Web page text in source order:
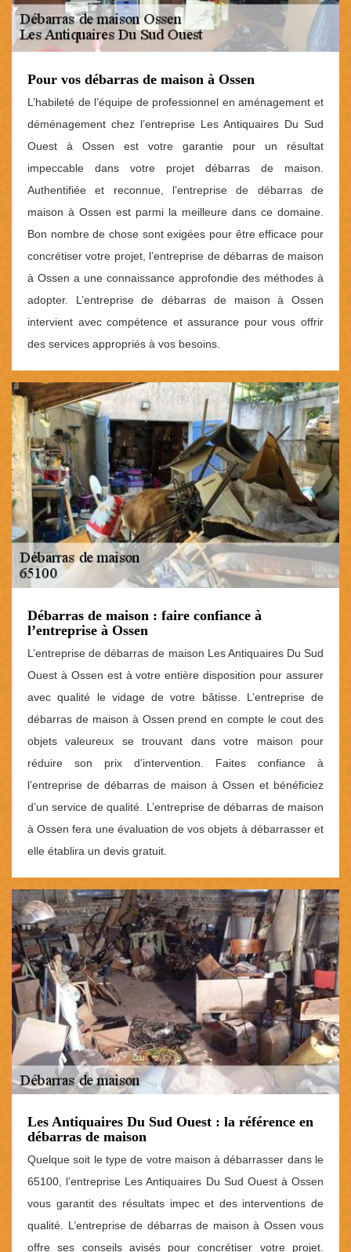
Pour vos débarras de maison à Ossen
L’habileté de l’équipe de professionnel en aménagement et
déménagement chez l’entreprise Les Antiquaires Du Sud
Ouest à Ossen est votre garantie pour un résultat
impeccable dans votre projet débarras de maison.
Authentifiée et reconnue, l’entreprise de débarras de
maison à Ossen est parmi la meilleure dans ce domaine.
Bon nombre de chose sont exigées pour être efficace pour
concrétiser votre projet, l’entreprise de débarras de maison
à Ossen a une connaissance approfondie des méthodes à
adopter. L’entreprise de débarras de maison à Ossen
intervient avec compétence et assurance pour vous offrir
des services appropriés à vos besoins.
Débarras de maison : faire confiance à
l’entreprise à Ossen
L’entreprise de débarras de maison Les Antiquaires Du Sud
Ouest à Ossen est à votre entière disposition pour assurer
avec qualité le vidage de votre bâtisse. L’entreprise de
débarras de maison à Ossen prend en compte le cout des
objets valeureux se trouvant dans votre maison pour
réduire son prix d’intervention. Faites confiance à
l’entreprise de débarras de maison à Ossen et bénéficiez
d’un service de qualité. L’entreprise de débarras de maison
à Ossen fera une évaluation de vos objets à débarrasser et
elle établira un devis gratuit.
Les Antiquaires Du Sud Ouest : la référence en
débarras de maison
Quelque soit le type de votre maison à débarrasser dans le
65100, l’entreprise Les Antiquaires Du Sud Ouest à Ossen
vous garantit des résultats impec et des interventions de
qualité. L’entreprise de débarras de maison à Ossen vous
offre ses conseils avisés pour concrétiser votre projet.